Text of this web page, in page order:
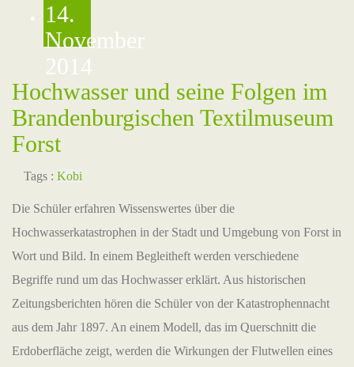
14.
November
2014
Hochwasser und seine Folgen im
Brandenburgischen Textilmuseum
Forst
Tags : Kobi
Die Schüler erfahren Wissenswertes über die
Hochwasserkatastrophen in der Stadt und Umgebung von Forst in
Wort und Bild. In einem Begleitheft werden verschiedene
Begriffe rund um das Hochwasser erklärt. Aus historischen
Zeitungsberichten hören die Schüler von der Katastrophennacht
aus dem Jahr 1897. An einem Modell, das im Querschnitt die
Erdoberfläche zeigt, werden die Wirkungen der Flutwellen eines